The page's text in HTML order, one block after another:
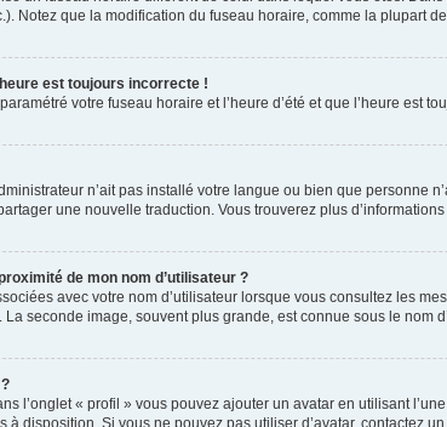
Notez que la modification du fuseau horaire, comme la plupart
est toujours incorrecte !
votre fuseau horaire et l’heure d’été et que l’heure
n’ait pas installé votre langue ou bien que
une nouvelle traduction. Vous trouverez plus
de mon nom d’utilisateur ?
avec votre nom d’utilisateur lorsque vous consultez les
seconde image, souvent plus grande, est connue sous le nom
l’onglet « profil » vous pouvez ajouter un avatar en utilisant
à disposition. Si vous ne pouvez pas utiliser d’avatar, contactez